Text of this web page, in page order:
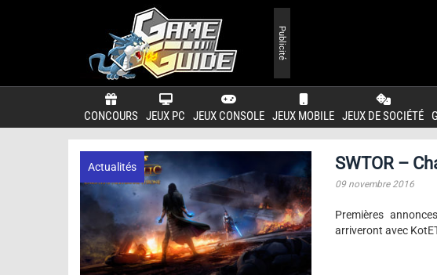
CONCOURS JEUX PC JEUX CONSOLE JEUX MOBILE JEUX DE SOCIÉTÉ
Publicité
Actualités SWTOR –
09 novembre 2016
Premières
arriveront avec